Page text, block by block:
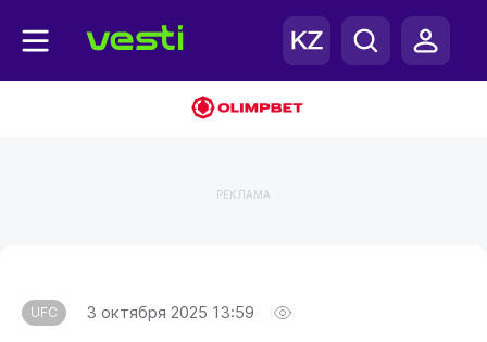
РЕКЛАМА
UFC 3 октября 2025 13:59